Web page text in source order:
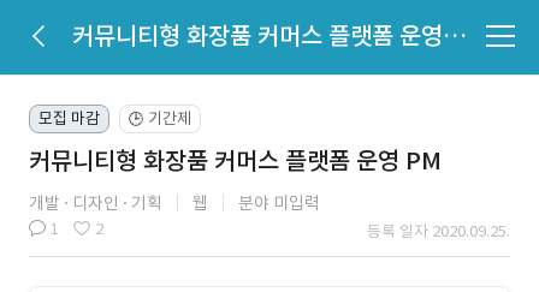
커뮤니티형 화장품 커머스 플랫폼 운영 PM
모집 마감 🕒 기간제
커뮤니티형 화장품 커머스 플랫폼 운영 PM
개발 디자인 기획 웹 분야 미입력
1 2 등록 일자 2020.09.25.